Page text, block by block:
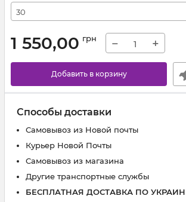
30
1 550,00 грн − +
Добавить в корзину
Способы доставки
Самовывоз из Новой почты
Курьер Новой Почты
Самовывоз из магазина
Другие транспортные службы
БЕСПЛАТНАЯ ДОСТАВКА ПО